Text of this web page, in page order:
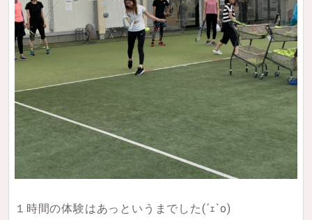
１時間の体験はあっというまでした(´ｪ`o)